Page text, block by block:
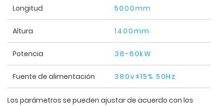
Longitud 5000mm
Altura 1400mm
Potencia 38-60kW
Fuente de alimentación 380v±15% 50Hz
Los parámetros se pueden ajustar de acuerdo con los